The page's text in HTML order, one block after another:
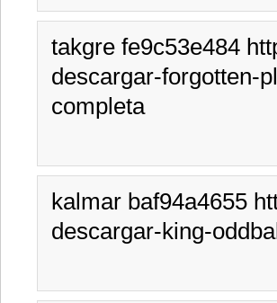
takgre fe9c53e484
descargar-forgotten-
completa
kalmar baf94a4655
descargar-king-